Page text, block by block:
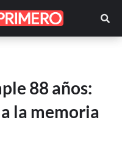
88 años:
la memoria